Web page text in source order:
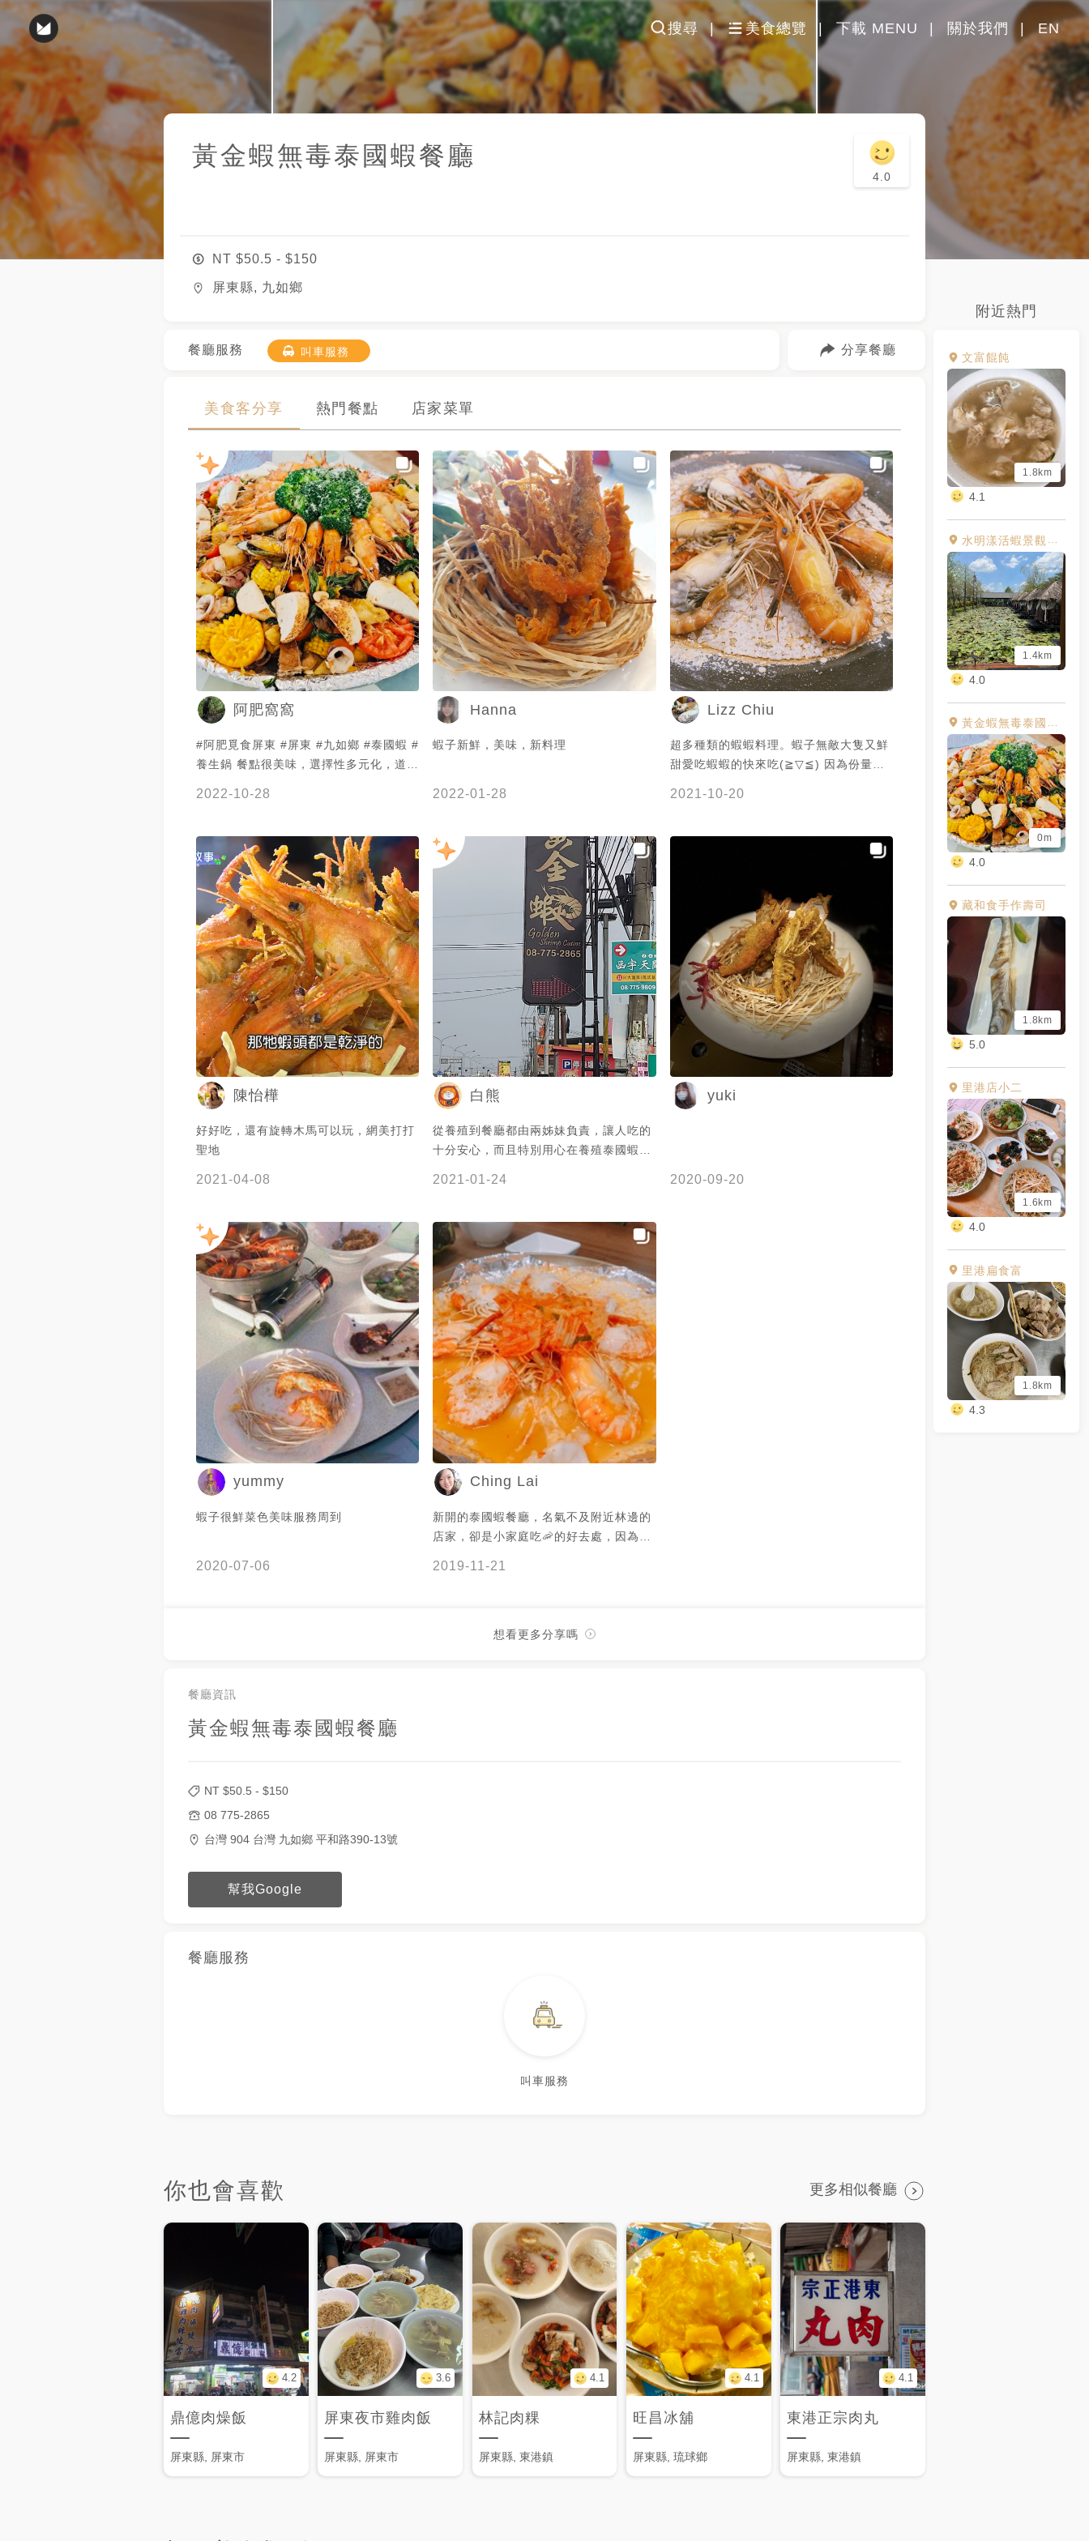
搜尋 美食總覽 下載 MENU 關於我們 EN
附近熱門
文富餛飩
1.8km
4.1
水明漾活蝦景觀餐廳
1.4km
4.0
黃金蝦無毒泰國蝦餐廳
0m
4.0
藏和食手作壽司
1.8km
5.0
里港店小二
1.6km
4.0
里港扁食富
1.8km
4.3
黃金蝦無毒泰國蝦餐廳
4.0
NT $50.5 - $150
屏東縣, 九如鄉
餐廳服務 叫車服務 分享餐廳
美食客分享 熱門餐點 店家菜單
阿肥窩窩
#阿肥覓食屏東 #屏東 #九如鄉 #泰國蝦 #
養生鍋 餐點很美味，選擇性多元化，道道
喜歡的親子美食餐廳喔！
2022-10-28
Hanna
蝦子新鮮，美味，新料理
2022-01-28
Lizz Chiu
超多種類的蝦蝦料理。蝦子無敵大隻又鮮
甜愛吃蝦蝦的快來吃(≧▽≦) 因為份量不
2021-10-20
陳怡樺
好好吃，還有旋轉木馬可以玩，網美打打
聖地
2021-04-08
白熊
從養殖到餐廳都由兩姊妹負責，讓人吃的
十分安心，而且特別用心在養殖泰國蝦
2021-01-24
yuki
2020-09-20
yummy
蝦子很鮮菜色美味服務周到
2020-07-06
Ching Lai
新開的泰國蝦餐廳，名氣不及附近林邊的
店家，卻是小家庭吃🦐的好去處，因為每
次叫比較多口味
2019-11-21
想看更多分享嗎
餐廳資訊
黃金蝦無毒泰國蝦餐廳
NT $50.5 - $150
08 775-2865
台灣 904 台灣 九如鄉 平和路390-13號
幫我Google
餐廳服務
叫車服務
你也會喜歡 更多相似餐廳
4.2
鼎億肉燥飯
屏東縣, 屏東市
3.6
屏東夜市雞肉飯
屏東縣, 屏東市
4.1
林記肉粿
屏東縣, 東港鎮
4.1
旺昌冰舖
屏東縣, 琉球鄉
4.1
東港正宗肉丸
屏東縣, 東港鎮